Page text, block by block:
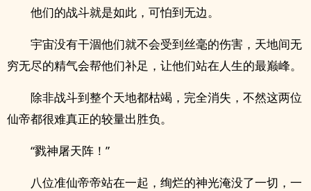
他们的战斗就是如此，可怕到无边。
宇宙没有干涸他们就不会受到丝毫的伤害，天地间无
穷无尽的精气会帮他们补足，让他们站在人生的最巅峰。
除非战斗到整个天地都枯竭，完全消失，不然这两位
仙帝都很难真正的较量出胜负。
“戮神屠天阵！”
八位准仙帝帝站在一起，绚烂的神光淹没了一切，一